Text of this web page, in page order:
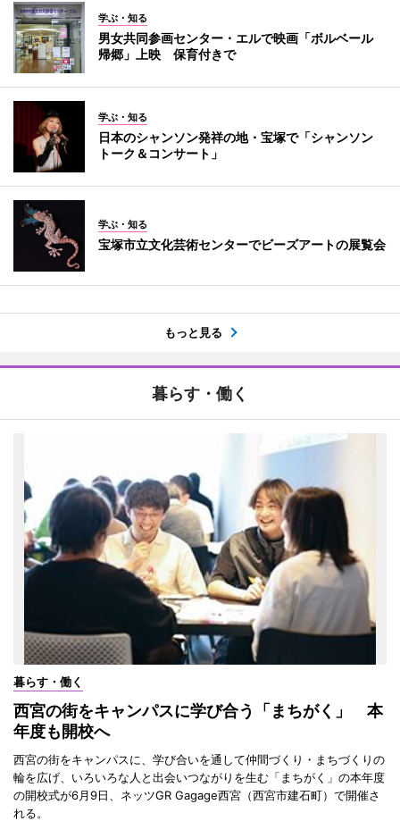
学ぶ・知る
男女共同参画センター・エルで映画「ボルベール
帰郷」上映 保育付きで
学ぶ・知る
日本のシャンソン発祥の地・宝塚で「シャンソン
トーク＆コンサート」
学ぶ・知る
宝塚市立文化芸術センターでビーズアートの展覧会
もっと見る
暮らす・働く
暮らす・働く
西宮の街をキャンパスに学び合う「まちがく」 本
年度も開校へ
西宮の街をキャンパスに、学び合いを通して仲間づくり・まちづくりの
輪を広げ、いろいろな人と出会いつながりを生む「まちがく」の本年度
の開校式が6月9日、ネッツGR Gagage西宮（西宮市建石町）で開催さ
れる。